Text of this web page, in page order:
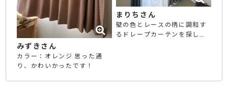
みずきさん
カラー：オレンジ 思った通
り、かわいかったです！
まりちさん
壁の色とレースの柄に調和す
るドレープカーテンを探して